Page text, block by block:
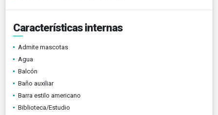
Características internas
Admite mascotas
Agua
Balcón
Baño auxiliar
Barra estilo americano
Biblioteca/Estudio